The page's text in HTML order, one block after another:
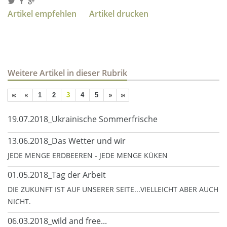
Artikel empfehlen Artikel drucken
Weitere Artikel in dieser Rubrik
1 2 3 4 5
19.07.2018_Ukrainische Sommerfrische
13.06.2018_Das Wetter und wir
JEDE MENGE ERDBEEREN - JEDE MENGE KÜKEN
01.05.2018_Tag der Arbeit
DIE ZUKUNFT IST AUF UNSERER SEITE...VIELLEICHT ABER AUCH
NICHT.
06.03.2018_wild and free...